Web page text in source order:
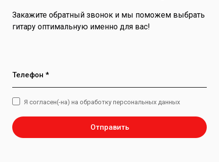
Закажите обратный звонок и мы поможем выбрать
гитару оптимальную именно для вас!
Телефон *
Отправить
Я согласен(-на) на обработку персональных данных